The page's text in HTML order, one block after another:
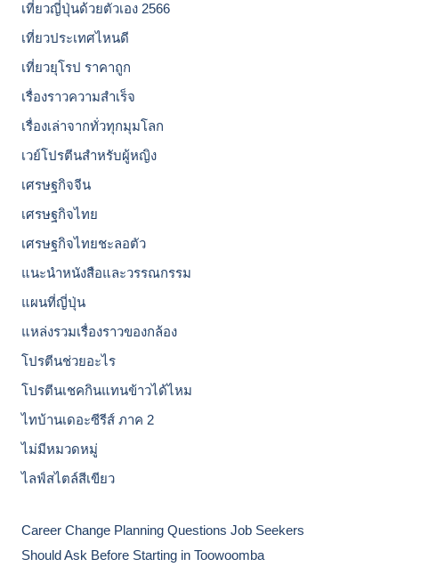
เที่ยวญี่ปุ่นด้วยตัวเอง 2566
เที่ยวประเทศไหนดี
เที่ยวยุโรป ราคาถูก
เรื่องราวความสำเร็จ
เรื่องเล่าจากทั่วทุกมุมโลก
เวย์โปรตีนสำหรับผู้หญิง
เศรษฐกิจจีน
เศรษฐกิจไทย
เศรษฐกิจไทยชะลอตัว
แนะนำหนังสือและวรรณกรรม
แผนที่ญี่ปุ่น
แหล่งรวมเรื่องราวของกล้อง
โปรตีนช่วยอะไร
โปรตีนเชคกินแทนข้าวได้ไหม
ไทบ้านเดอะซีรีส์ ภาค 2
ไม่มีหมวดหมู่
ไลฟ์สไตล์สีเขียว
Career Change Planning Questions Job Seekers
Should Ask Before Starting in Toowoomba